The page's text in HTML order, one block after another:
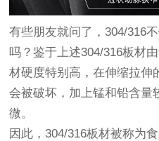
有些朋友就问了，304/316
吗？鉴于上述304/316板材
材硬度特别高，在伸缩拉伸
会被破坏，加上锰和铅含量
微。
因此，304/316板材被称为